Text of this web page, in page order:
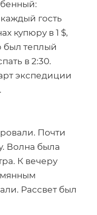
гость
купюру в 1 $,
был теплый
в 2:30.
экспедиции
Почти
Волна была
К вечеру
Рассвет был